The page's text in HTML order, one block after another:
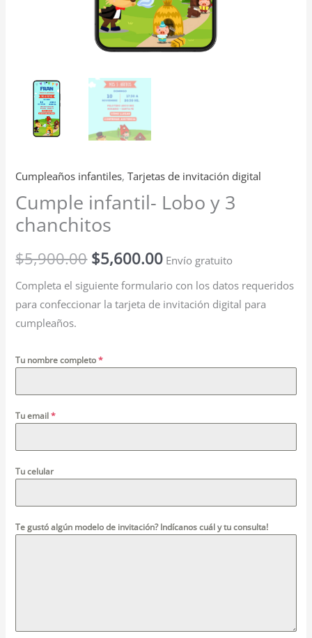
Cumpleaños infantiles,Tarjetas de invitación digital
Cumple infantil- Lobo y 3
chanchitos
$5,900.00 $5,600.00 Envío gratuito
Completa el siguiente formulario con los datos requeridos
para confeccionar la tarjeta de invitación digital para
cumpleaños.
Tu nombre completo*
Tu email*
Tu celular
Te gustó algún modelo de invitación? Indícanos cuál y tu consulta!